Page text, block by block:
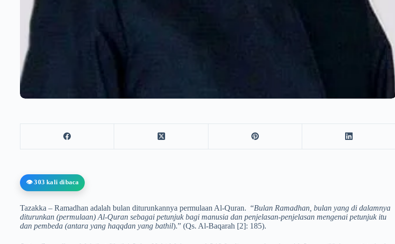
👁️ 303 kali dibaca
Tazakka – Ramadhan adalah bulan diturunkannya permulaan Al-Quran. “Bulan Ramadhan, bulan yang di dalamnya
diturunkan (permulaan) Al-Quran sebagai petunjuk bagi manusia dan penjelasan-penjelasan mengenai petunjuk itu
dan pembeda (antara yang haqqdan yang bathil).” (Qs. Al-Baqarah [2]: 185).